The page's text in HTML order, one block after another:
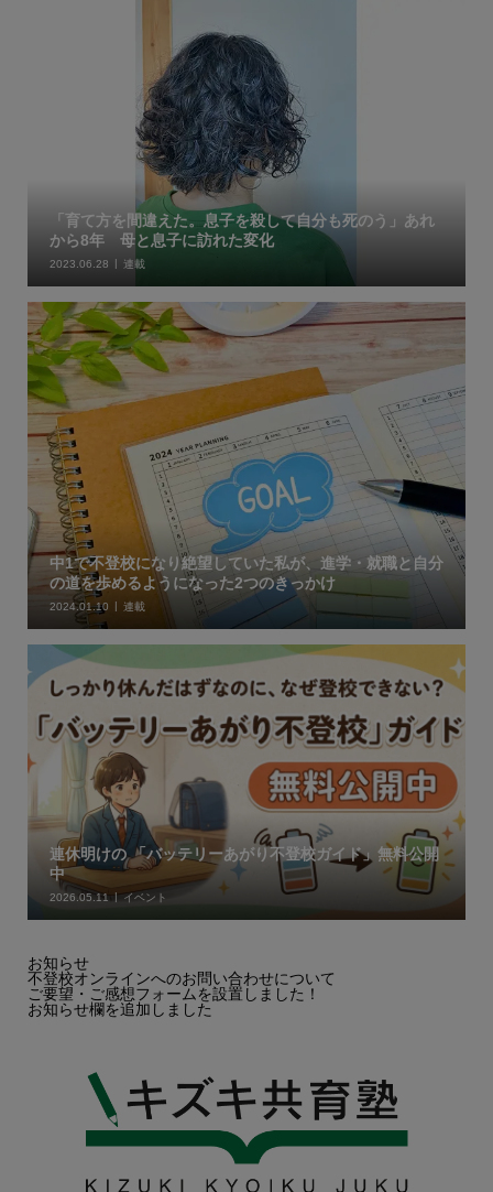
「育て方を間違えた。息子を殺して自分も死のう」あれ
から8年 母と息子に訪れた変化
2023.06.28 連載
中1で不登校になり絶望していた私が、進学・就職と自分
の道を歩めるようになった2つのきっかけ
2024.01.10 連載
連休明けの 「バッテリーあがり不登校ガイド」無料公開
中
2026.05.11 イベント
お知らせ
不登校オンラインへのお問い合わせについて
ご要望・ご感想フォームを設置しました！
お知らせ欄を追加しました